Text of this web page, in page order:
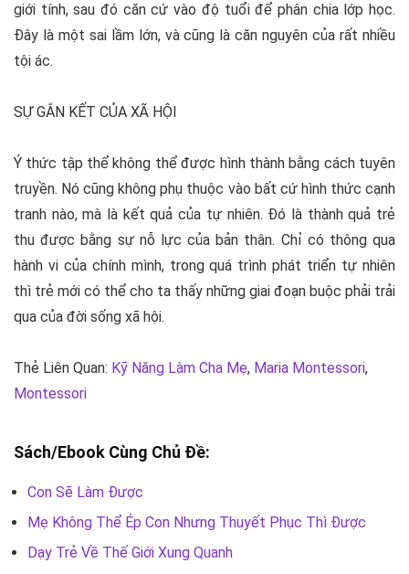
giới tính, sau đó căn cứ vào độ tuổi để phân chia lớp học.
Đây là một sai lầm lớn, và cũng là căn nguyên của rất nhiều
tội ác.
SỰ GẮN KẾT CỦA XÃ HỘI
Ý thức tập thể không thể được hình thành bằng cách tuyên
truyền. Nó cũng không phụ thuộc vào bất cứ hình thức cạnh
tranh nào, mà là kết quả của tự nhiên. Đó là thành quả trẻ
thu được bằng sự nỗ lực của bản thân. Chỉ có thông qua
hành vi của chính mình, trong quá trình phát triển tự nhiên
thì trẻ mới có thể cho ta thấy những giai đoạn buộc phải trải
qua của đời sống xã hội.
Thẻ Liên Quan: Kỹ Năng Làm Cha Mẹ, Maria Montessori,
Montessori
Sách/Ebook Cùng Chủ Đề:
Con Sẽ Làm Được
Mẹ Không Thể Ép Con Nhưng Thuyết Phục Thì Được
Dạy Trẻ Về Thế Giới Xung Quanh